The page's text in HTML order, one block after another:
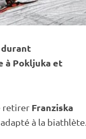
durant
à Pokljuka et
retirer Franziska
à la biathlète.